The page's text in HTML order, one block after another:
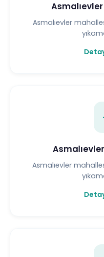
Asmalıevler
Asmalıevler